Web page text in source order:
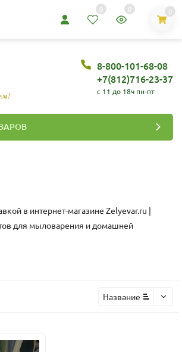
0 0 0
8-800-101-68-08
+7(812)716-23-37
c 11 до 18ч пн-пт
в интернет-магазине Zelyevar.ru |
для мыловарения и домашней
Название